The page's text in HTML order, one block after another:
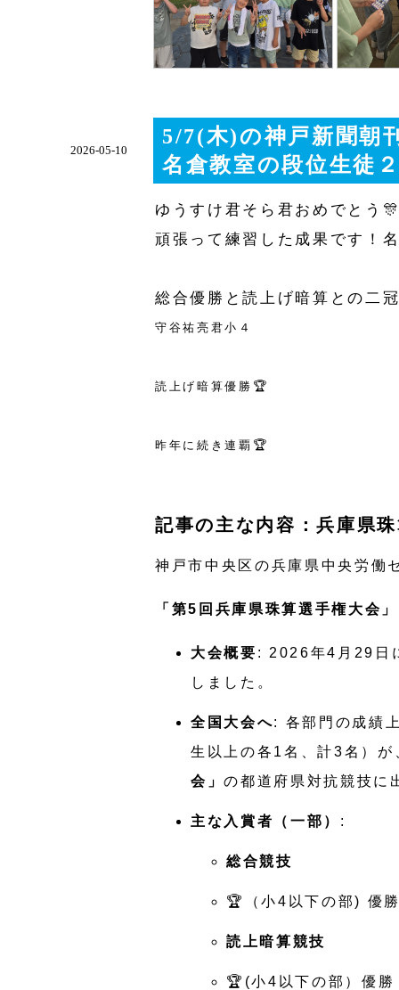
2026-05-10
5/7(木)の神戸新聞朝
名倉教室の段位生徒
ゆうすけ君そら君おめでとう
頑張って練習した成果です！
総合優勝と読上げ暗算との二
守谷祐亮君小４
読上げ暗算優勝🏆
昨年に続き連覇🏆
記事の主な内容：兵庫県
神戸市中央区の兵庫県中央労働
「第5回兵庫県珠算選手権大会」
大会概要 : 2026年4月29日
しました。
全国大会へ: 各部門の成績
生以上の各1名、計3名）
会」の都道府県対抗競技に
主な入賞者（一部） :
総合競技
🏆（小4以下の部) 優
読上暗算競技
🏆(小4以下の部）優勝